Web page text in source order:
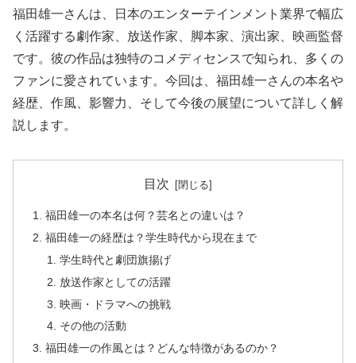
福田雄一さんは、日本のエンターテインメント業界で幅広
く活躍する劇作家、放送作家、脚本家、演出家、映画監督
です。彼の作品は独特のコメディセンスで知られ、多くの
ファンに愛されています。今回は、福田雄一さんの本名や
経歴、作風、影響力、そして今後の展望について詳しく解
説します。
目次
福田雄一の本名は何？芸名との違いは？
福田雄一の経歴は？学生時代から現在まで
学生時代と劇団旗揚げ
放送作家としての活躍
映画・ドラマへの挑戦
その他の活動
福田雄一の作風とは？どんな特徴があるのか？